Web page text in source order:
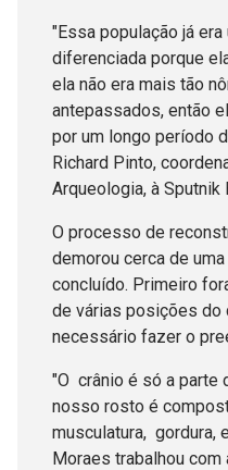
"Essa população já
diferenciada porque
ela não era mais tão
antepassados, então
por um longo período
Richard Pinto,
Arqueologia, à Sputnik
O processo de
demorou cerca de
concluído. Primeiro
de várias posições do
necessário fazer o
"O crânio é só a parte
nosso rosto é
musculatura, gordura,
Moraes trabalhou